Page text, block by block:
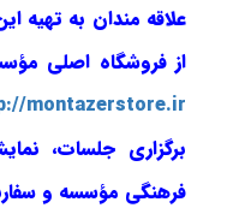
علاقه مندان به تهیه
از فروشگاه اصلی
montazerstore.ir
برگزاری جلسات،
فرهنگی مؤسسه و